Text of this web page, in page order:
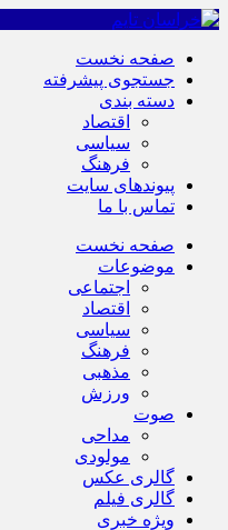
صفحه نخست
جستجوی پیشرفته
دسته بندی
اقتصاد
سیاسی
فرهنگ
پیوندهای سایت
تماس با ما
صفحه نخست
موضوعات
اجتماعی
اقتصاد
سیاسی
فرهنگ
مذهبی
ورزش
صوت
مداحی
مولودی
گالری عکس
گالری فیلم
ویژه خبری